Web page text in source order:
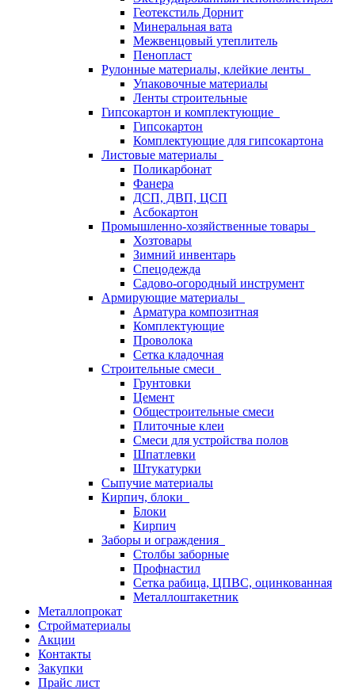
Геотекстиль Дорнит
Минеральная вата
Межвенцовый утеплитель
Пенопласт
Рулонные материалы, клейкие ленты
Упаковочные материалы
Ленты строительные
Гипсокартон и комплектующие
Гипсокартон
Комплектующие для гипсокартона
Листовые материалы
Поликарбонат
Фанера
ДСП, ДВП, ЦСП
Асбокартон
Промышленно-хозяйственные товары
Хозтовары
Зимний инвентарь
Спецодежда
Садово-огородный инструмент
Армирующие материалы
Арматура композитная
Комплектующие
Проволока
Сетка кладочная
Строительные смеси
Грунтовки
Цемент
Общестроительные смеси
Плиточные клеи
Смеси для устройства полов
Шпатлевки
Штукатурки
Сыпучие материалы
Кирпич, блоки
Блоки
Кирпич
Заборы и ограждения
Столбы заборные
Профнастил
Сетка рабица, ЦПВС, оцинкованная
Металлоштакетник
Металлопрокат
Стройматериалы
Акции
Контакты
Закупки
Прайс лист